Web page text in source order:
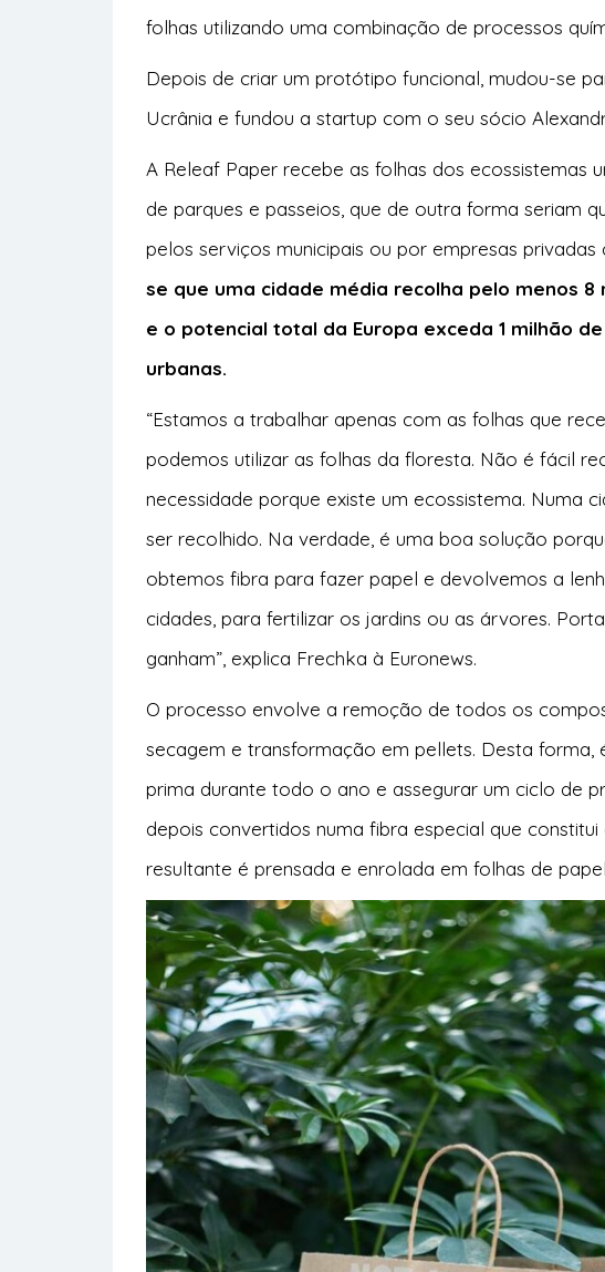
folhas utilizando uma combinação de processos
Depois de criar um protótipo funcional, mudou-se
Ucrânia e fundou a startup com o seu sócio
A Releaf Paper recebe as folhas dos ecossistemas
de parques e passeios, que de outra forma seriam
pelos serviços municipais ou por empresas
se que uma cidade média recolha pelo menos
e o potencial total da Europa exceda 1 milhão
urbanas.
“Estamos a trabalhar apenas com as folhas que
podemos utilizar as folhas da floresta. Não é fácil
necessidade porque existe um ecossistema. Numa
ser recolhido. Na verdade, é uma boa solução
obtemos fibra para fazer papel e devolvemos a
cidades, para fertilizar os jardins ou as árvores.
ganham”, explica Frechka à Euronews.
O processo envolve a remoção de todos os
secagem e transformação em pellets. Desta forma,
prima durante todo o ano e assegurar um ciclo de
depois convertidos numa fibra especial que
resultante é prensada e enrolada em folhas de